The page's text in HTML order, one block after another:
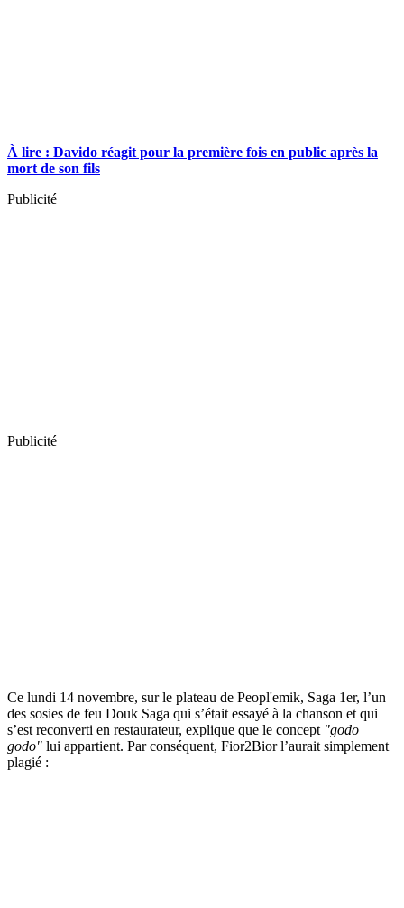
À lire : Davido réagit pour la première fois en public après la
mort de son fils
Publicité
Publicité
Ce lundi 14 novembre, sur le plateau de Peopl'emik, Saga 1er, l’un
des sosies de feu Douk Saga qui s’était essayé à la chanson et qui
s’est reconverti en restaurateur, explique que le concept "godo
godo" lui appartient. Par conséquent, Fior2Bior l’aurait simplement
plagié :